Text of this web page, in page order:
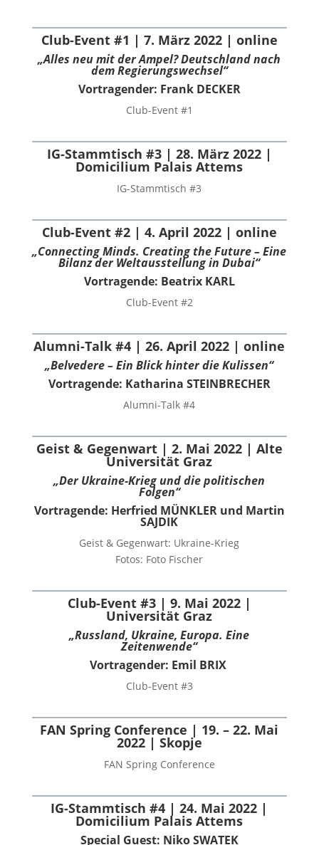
Club-Event #1 | 7. März 2022 | online
„Alles neu mit der Ampel? Deutschland nach
dem Regierungswechsel“
Vortragender: Frank DECKER
Club-Event #1
IG-Stammtisch #3 | 28. März 2022 |
Domicilium Palais Attems
IG-Stammtisch #3
Club-Event #2 | 4. April 2022 | online
„Connecting Minds. Creating the Future – Eine
Bilanz der Weltausstellung in Dubai“
Vortragende: Beatrix KARL
Club-Event #2
Alumni-Talk #4 | 26. April 2022 | online
„Belvedere – Ein Blick hinter die Kulissen“
Vortragende: Katharina STEINBRECHER
Alumni-Talk #4
Geist & Gegenwart | 2. Mai 2022 | Alte
Universität Graz
„Der Ukraine-Krieg und die politischen
Folgen“
Vortragende: Herfried MÜNKLER und Martin
SAJDIK
Geist & Gegenwart: Ukraine-Krieg
Fotos: Foto Fischer
Club-Event #3 | 9. Mai 2022 |
Universität Graz
„Russland, Ukraine, Europa. Eine
Zeitenwende“
Vortragender: Emil BRIX
Club-Event #3
FAN Spring Conference | 19. – 22. Mai
2022 | Skopje
FAN Spring Conference
IG-Stammtisch #4 | 24. Mai 2022 |
Domicilium Palais Attems
Special Guest: Niko SWATEK